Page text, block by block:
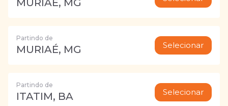
MURIAÉ, MG
Partindo de
MURIAÉ, MG Selecionar
Partindo de
ITATIM, BA Selecionar